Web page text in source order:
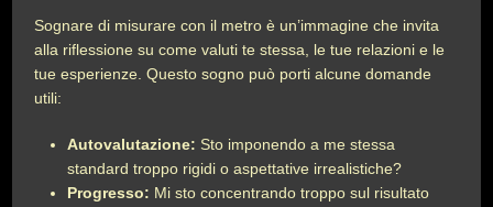
Sognare di misurare con il metro è un’immagine che invita
alla riflessione su come valuti te stessa, le tue relazioni e le
tue esperienze. Questo sogno può porti alcune domande
utili:
Autovalutazione: Sto imponendo a me stessa
standard troppo rigidi o aspettative irrealistiche?
Progresso: Mi sto concentrando troppo sul risultato